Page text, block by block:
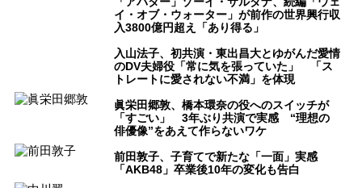
イ・オブ・ウォーター」が前作の世界興行収
入3800億円超え「あり得る」
入山法子、初共演・東出昌大とゆがんだ愛情
のDV夫婦役「常に気を張っていた」 「ス
トレートに愛されない不満」を体現
眞栄田郷敦、橋本環奈の役へのスイッチが
「すごい」 3年ぶり共演で実感 “理想の
俳優像”をあえて作らないワケ
前田敦子、子育てで新たな「一面」実感
「AKB48」卒業後10年の変化も告白